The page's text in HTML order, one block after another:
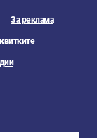
За реклама